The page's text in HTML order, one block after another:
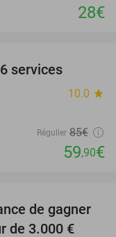
28€
services
10.0 star
Régulier 85€
59,90€
de gagner
de 3.000 €